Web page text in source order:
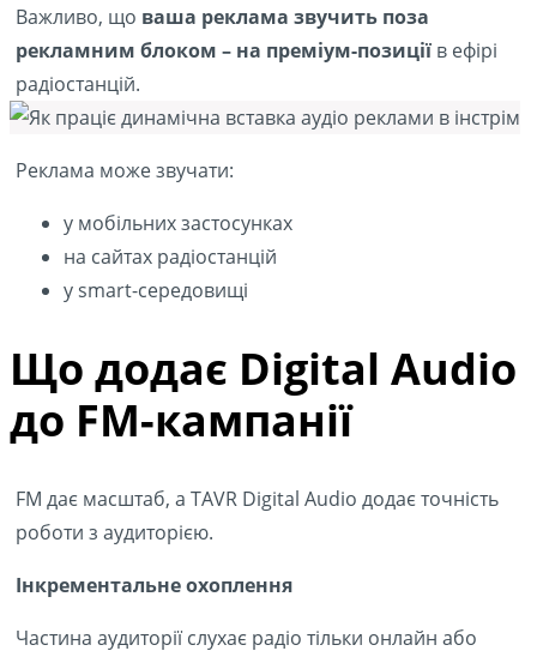
Важливо, що ваша реклама звучить поза
рекламним блоком – на преміум-позиції в ефірі
радіостанцій.
Реклама може звучати:
у мобільних застосунках
на сайтах радіостанцій
у smart-середовищі
Що додає Digital Audio
до FM-кампанії
FM дає масштаб, а TAVR Digital Audio додає точність
роботи з аудиторією.
Інкрементальне охоплення
Частина аудиторії слухає радіо тільки онлайн або